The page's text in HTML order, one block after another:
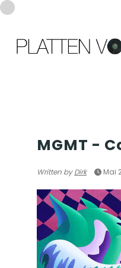
MGMT -
Written byDirk Mai